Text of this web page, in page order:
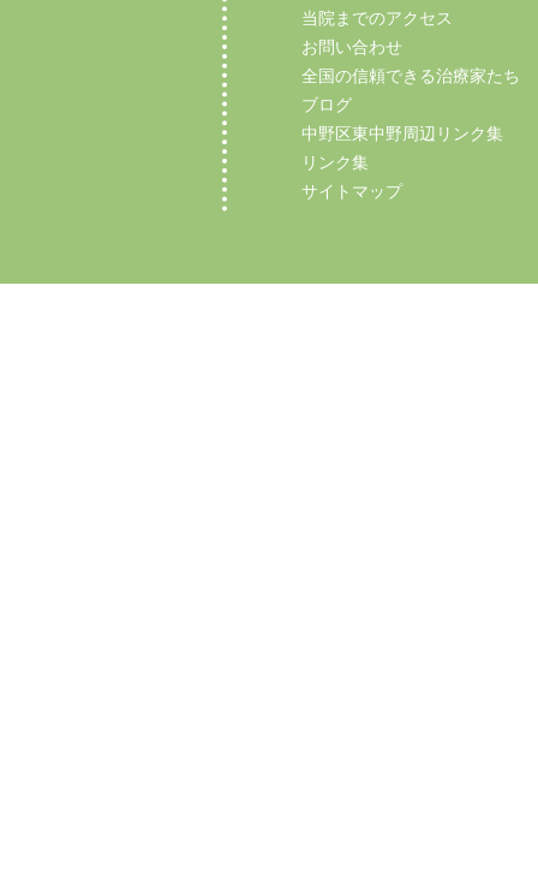
当院までのアクセス
お問い合わせ
全国の信頼できる治療家たち
ブログ
中野区東中野周辺リンク集
リンク集
サイトマップ